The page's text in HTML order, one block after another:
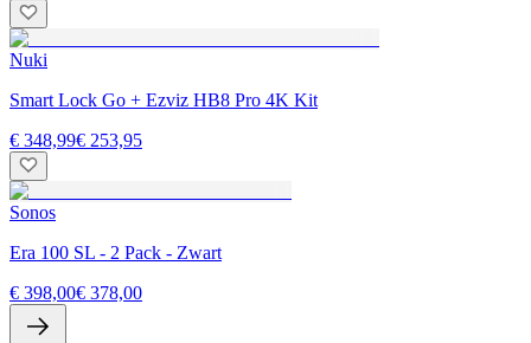
Nuki
Smart Lock Go + Ezviz HB8 Pro 4K Kit
€ 348,99€ 253,95
Sonos
Era 100 SL - 2 Pack - Zwart
€ 398,00€ 378,00